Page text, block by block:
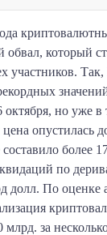
который
участников. Так,
но уже в
опустилась
более
по
долл. По оценке
млрд. за